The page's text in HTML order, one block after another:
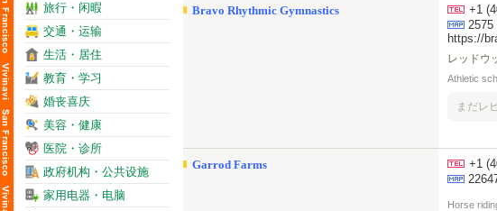
旅行・闲暇
交通・运输
生活・居住
教育・学习
婚丧喜庆
美容・健康
医院・诊所
政府机构・公共设施
家用电器・电脑
Bravo Rhythmic Gymnastics
+1
2575
https://
レッドウ
Athletic
まだレ
Garrod Farms
+1
Horse